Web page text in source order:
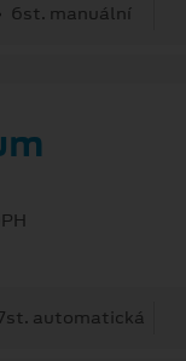
6st. manuální
automatická